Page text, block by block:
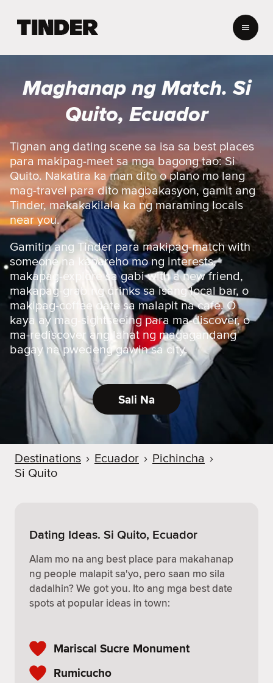
r
o
e
Maghanap ng Match. Si
Quito, Ecuador
Tignan ang dating scene sa isa sa best places
para makipag-meet sa mga bagong tao: Si
Quito. Nakatira ka man dito o plano mo lang
mag-travel para dito magbakasyon, gamit ang
Tinder, makakakilala ka ng maraming locals
near you.
Gamitin ang Tinder para makipag-match with
someone na kapareho mo ng interests,
makapag-explore sa gabi with a new friend,
makapag-grab ng drinks sa isang local bar, o
makipag-coffee date sa malapit na cafe. O
kaya ay mag-sightseeing para ma-discover, o
ma-rediscover ang lahat ng magagandang
bagay na pwedeng gawin sa city.
Sali Na
Destinations › Ecuador › Pichincha ›
Si Quito
Dating Ideas. Si Quito, Ecuador
Alam mo na ang best place para makahanap
ng people malapit sa'yo, pero saan mo sila
dadalhin? We got you. Ito ang mga best date
spots at popular ideas in town:
Mariscal Sucre Monument
Rumicucho